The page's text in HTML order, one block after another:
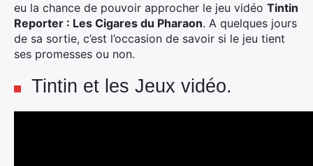
eu la chance de pouvoir approcher le jeu vidéo Tintin
Reporter : Les Cigares du Pharaon. A quelques jours
de sa sortie, c’est l’occasion de savoir si le jeu tient
ses promesses ou non.
Tintin et les Jeux vidéo.